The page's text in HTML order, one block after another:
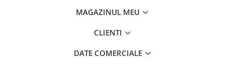
MAGAZINUL MEU
CLIENTI
DATE COMERCIALE